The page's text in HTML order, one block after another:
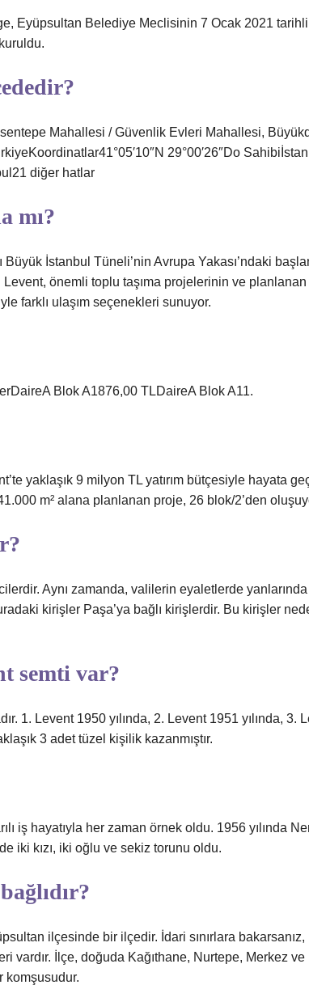
Eyüpsultan Belediye Meclisinin 7 Ocak 2021 tarihli
Mahallesi / Güvenlik Evleri Mahallesi,
29°00′26″Do
diğer hatlar
mı?
İstanbul Tüneli’nin Avrupa Yakası’ndaki
önemli toplu taşıma projelerinin ve planlanan
farklı ulaşım seçenekleri sunuyor.
Blok A1876,00 TLDaireA Blok A11.
yaklaşık 9 milyon TL yatırım bütçesiyle hayata
m² alana planlanan proje, 26 blok/2’den
Aynı zamanda, valilerin eyaletlerde yanlarında
kirişler Paşa’ya bağlı kirişlerdir. Bu kirişler
semti var?
1. Levent 1950 yılında, 2. Levent 1951 yılında, 3.
3 adet tüzel kişilik kazanmıştır.
iş hayatıyla her zaman örnek oldu. 1956 yılında
iki kızı, iki oğlu ve sekiz torunu oldu.
ilçesinde bir ilçedir. İdari sınırlara bakarsanız,
vardır. İlçe, doğuda Kağıthane, Nurtepe, Merkez ve
komşusudur.